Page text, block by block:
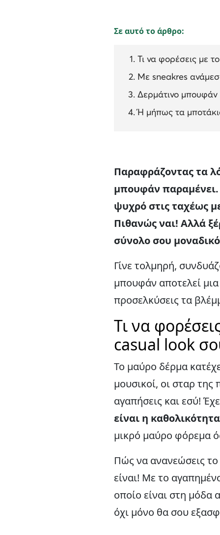
Σε αυτό το άρθρο:
Τι να φορέσεις με
Με sneakres
Δερμάτινο μπουφάν
Ή μήπως τα
Παραφράζοντας τα
μπουφάν παραμένει.
ψυχρό στις ταχέως
Πιθανώς ναι! Αλλά
σύνολο σου
Γίνε τολμηρή,
μπουφάν αποτελεί
προσελκύσεις τα
Τι να
casual look
Το μαύρο δέρμα
μουσικοί, οι σταρ
αγαπήσεις και εσύ!
είναι η
μικρό μαύρο φόρεμα
Πώς να ανανεώσεις
είναι! Με το
οποίο είναι στη μόδα
όχι μόνο θα σου